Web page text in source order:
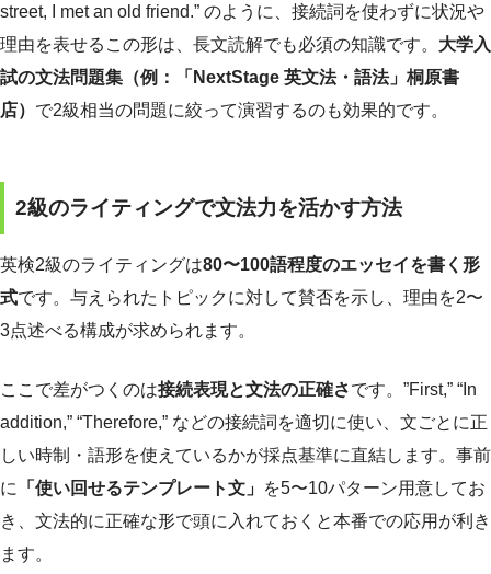
street, I met an old friend.” のように、接続詞を使わずに状況や
理由を表せるこの形は、長文読解でも必須の知識です。 大学入
試の文法問題集（例：「NextStage 英文法・語法」桐原書
店） で2級相当の問題に絞って演習するのも効果的です。
2級のライティングで文法力を活かす方法
英検2級のライティングは80〜100語程度のエッセイを書く形
式です。与えられたトピックに対して賛否を示し、理由を2〜
3点述べる構成が求められます。
ここで差がつくのは接続表現と文法の正確さです。”First,” “In
addition,” “Therefore,” などの接続詞を適切に使い、文ごとに正
しい時制・語形を使えているかが採点基準に直結します。事前
に
「使い回せるテンプレート文」 を5〜10パターン用意してお
き、文法的に正確な形で頭に入れておくと本番での応用が利き
ます。